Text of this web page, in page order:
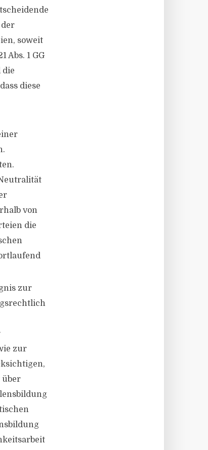
der
soweit
Abs. 1 GG
die
diese
von
die
zur
zur
über